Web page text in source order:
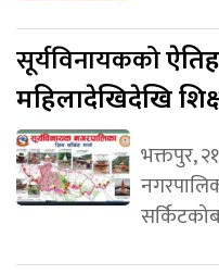
सूर्यविनायकको
महिलादेखिदेखि
भक्तपुर,